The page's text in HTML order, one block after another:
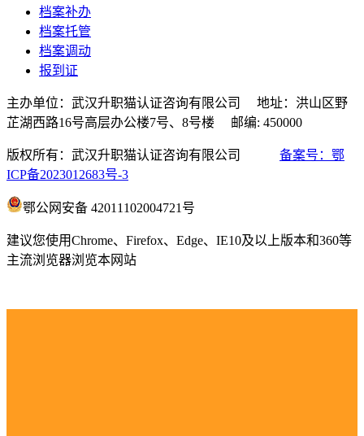
档案补办
档案托管
档案调动
报到证
主办单位：武汉升职猫认证咨询有限公司 地址：洪山区野
芷湖西路16号高层办公楼7号、8号楼 邮编: 450000
版权所有：武汉升职猫认证咨询有限公司 备案号：鄂
ICP备2023012683号-3
鄂公网安备 42011102004721号
建议您使用Chrome、Firefox、Edge、IE10及以上版本和360等
主流浏览器浏览本网站